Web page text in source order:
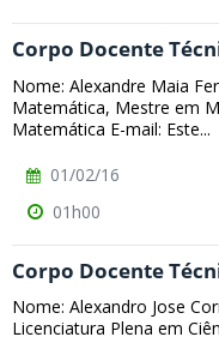
Corpo Docente
Nome: Alexandre Maia
Matemática, Mestre em
Matemática E-mail: Este...
01/02/16
01h00
Corpo Docente
Nome: Alexandro Jose
Licenciatura Plena em